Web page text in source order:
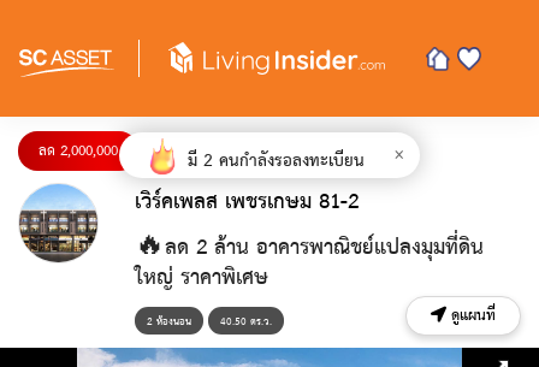
ลด 2,000,000
เวิร์คเพลส เพชรเกษม 81-2
🔥ลด 2 ล้าน อาคารพาณิชย์แปลงมุมที่ดิน
ใหญ่ ราคาพิเศษ
2 ห้องนอน 40.50 ตร.ว. ดูแผนที่
มี2 คนกำลังรอลงทะเบียน ×